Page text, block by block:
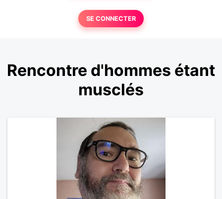
SE CONNECTER
Rencontre d'hommes étant
musclés